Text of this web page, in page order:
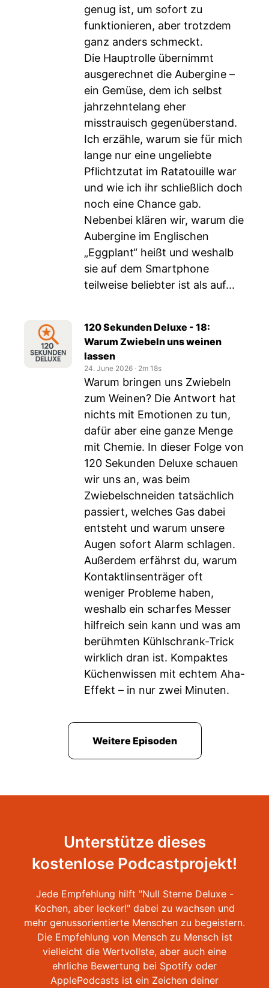
genug ist, um sofort zu
funktionieren, aber trotzdem
ganz anders schmeckt.
Die Hauptrolle übernimmt
ausgerechnet die Aubergine –
ein Gemüse, dem ich selbst
jahrzehntelang eher
misstrauisch gegenüberstand.
Ich erzähle, warum sie für mich
lange nur eine ungeliebte
Pflichtzutat im Ratatouille war
und wie ich ihr schließlich doch
noch eine Chance gab.
Nebenbei klären wir, warum die
Aubergine im Englischen
„Eggplant“ heißt und weshalb
sie auf dem Smartphone
teilweise beliebter ist als auf...
120 Sekunden Deluxe - 18:
Warum Zwiebeln uns weinen
lassen
24. June 2026 ‧ 2m 18s
Warum bringen uns Zwiebeln
zum Weinen? Die Antwort hat
nichts mit Emotionen zu tun,
dafür aber eine ganze Menge
mit Chemie. In dieser Folge von
120 Sekunden Deluxe schauen
wir uns an, was beim
Zwiebelschneiden tatsächlich
passiert, welches Gas dabei
entsteht und warum unsere
Augen sofort Alarm schlagen.
Außerdem erfährst du, warum
Kontaktlinsenträger oft
weniger Probleme haben,
weshalb ein scharfes Messer
hilfreich sein kann und was am
berühmten Kühlschrank-Trick
wirklich dran ist. Kompaktes
Küchenwissen mit echtem Aha-
Effekt – in nur zwei Minuten.
Weitere Episoden
Unterstütze dieses
kostenlose Podcastprojekt!
Jede Empfehlung hilft "Null Sterne Deluxe -
Kochen, aber lecker!" dabei zu wachsen und
mehr genussorientierte Menschen zu begeistern.
Die Empfehlung von Mensch zu Mensch ist
vielleicht die Wertvollste, aber auch eine
ehrliche Bewertung bei Spotify oder
ApplePodcasts ist ein Zeichen deiner